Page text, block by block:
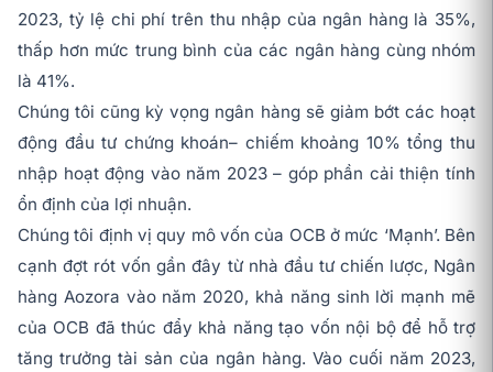
2023, tỷ lệ chi phí trên thu nhập của ngân hàng là 35%,
thấp hơn mức trung bình của các ngân hàng cùng nhóm
là 41%.
Chúng tôi cũng kỳ vọng ngân hàng sẽ giảm bớt các hoạt
động đầu tư chứng khoán– chiếm khoảng 10% tổng thu
nhập hoạt động vào năm 2023 – góp phần cải thiện tính
ổn định của lợi nhuận.
Chúng tôi định vị quy mô vốn của OCB ở mức ‘Mạnh’. Bên
cạnh đợt rót vốn gần đây từ nhà đầu tư chiến lược, Ngân
hàng Aozora vào năm 2020, khả năng sinh lời mạnh mẽ
của OCB đã thúc đẩy khả năng tạo vốn nội bộ để hỗ trợ
tăng trưởng tài sản của ngân hàng. Vào cuối năm 2023,